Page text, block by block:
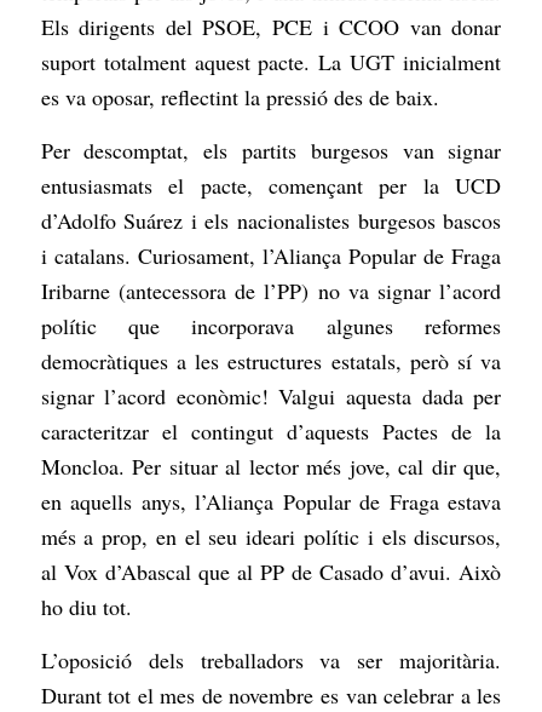
Els dirigents del PSOE, PCE i CCOO van donar
suport totalment aquest pacte. La UGT inicialment
es va oposar, reflectint la pressió des de baix.
Per descomptat, els partits burgesos van signar
entusiasmats el pacte, començant per la UCD
d’Adolfo Suárez i els nacionalistes burgesos bascos
i catalans. Curiosament, l’Aliança Popular de Fraga
Iribarne (antecessora de l’PP) no va signar l’acord
polític que incorporava algunes reformes
democràtiques a les estructures estatals, però sí va
signar l’acord econòmic! Valgui aquesta dada per
caracteritzar el contingut d’aquests Pactes de la
Moncloa. Per situar al lector més jove, cal dir que,
en aquells anys, l’Aliança Popular de Fraga estava
més a prop, en el seu ideari polític i els discursos,
al Vox d’Abascal que al PP de Casado d’avui. Això
ho diu tot.
L’oposició dels treballadors va ser majoritària.
Durant tot el mes de novembre es van celebrar a les